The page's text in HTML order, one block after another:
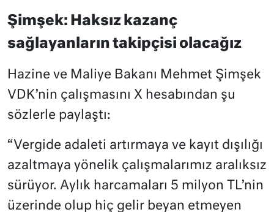
Şimşek: Haksız kazanç
sağlayanların takipçisi olacağız
Hazine ve Maliye Bakanı Mehmet Şimşek
VDK’nin çalışmasını X hesabından şu
sözlerle paylaştı:
“Vergide adaleti artırmaya ve kayıt dışılığı
azaltmaya yönelik çalışmalarımız aralıksız
sürüyor. Aylık harcamaları 5 milyon TL’nin
üzerinde olup hiç gelir beyan etmeyen